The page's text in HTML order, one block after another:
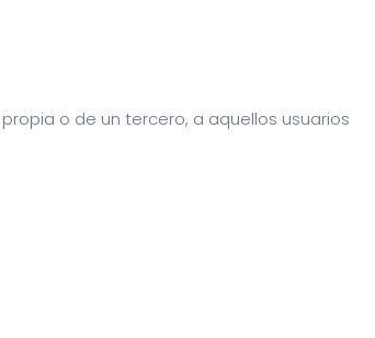
o de un tercero, a aquellos usuarios